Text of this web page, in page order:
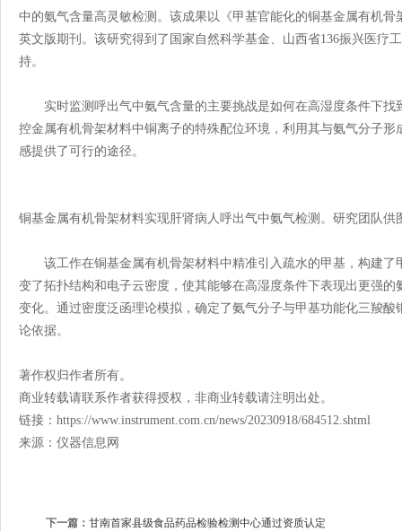
中的氨气含量高灵敏检测。该成果以《甲基官能化的铜基金属有机
英文版期刊。该研究得到了国家自然科学基金、山西省136振兴医疗
持。
实时监测呼出气中氨气含量的主要挑战是如何在高湿度条件下找
控金属有机骨架材料中铜离子的特殊配位环境，利用其与氨气分子
感提供了可行的途径。
铜基金属有机骨架材料实现肝肾病人呼出气中氨气检测。研究团队供
该工作在铜基金属有机骨架材料中精准引入疏水的甲基，构建了
变了拓扑结构和电子云密度，使其能够在高湿度条件下表现出更强
变化。通过密度泛函理论模拟，确定了氨气分子与甲基功能化三羧
论依据。
著作权归作者所有。
商业转载请联系作者获得授权，非商业转载请注明出处。
链接：https://www.instrument.com.cn/news/20230918/684512.shtml
来源：仪器信息网
下一篇： 甘南首家县级食品药品检验检测中心通过资质认定